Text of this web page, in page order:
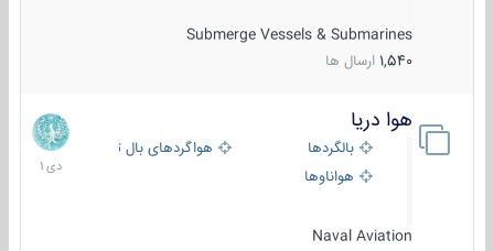
Submerge Vessels & Submarines
1,540 ارسال ها
هوا دریا
بالگردها
هواگردهای بال ثابت
هواناوها
Naval Aviation
12
دی